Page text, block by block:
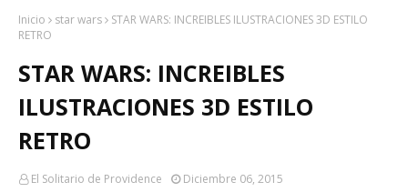
Inicio star wars
STAR WARS: INCREIBLES ILUSTRACIONES 3D ESTILO
RETRO
STAR WARS: INCREIBLES
ILUSTRACIONES 3D ESTILO
RETRO
El Solitario de Providence Diciembre 06, 2015